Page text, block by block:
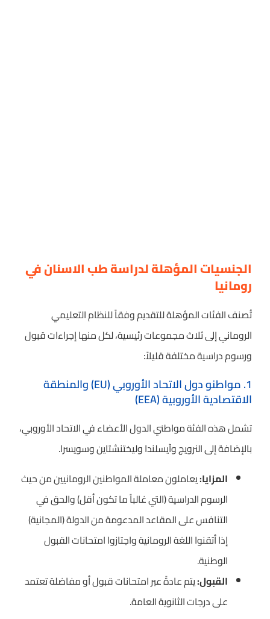
الجنسيات المؤهلة لدراسة طب الاسنان في
رومانيا
تُصنف الفئات المؤهلة للتقديم وفقاً للنظام التعليمي
الروماني إلى ثلاث مجموعات رئيسية، لكل منها إجراءات قبول
ورسوم دراسية مختلفة قليلاً:
1. مواطنو دول الاتحاد الأوروبي (EU) والمنطقة
الاقتصادية الأوروبية (EEA)
تشمل هذه الفئة مواطني الدول الأعضاء في الاتحاد الأوروبي،
بالإضافة إلى النرويج وآيسلندا وليختنشتاين وسويسرا.
المزايا:يعاملون معاملة المواطنين الرومانيين من حيث
الرسوم الدراسية (التي غالباً ما تكون أقل) والحق في
التنافس على المقاعد المدعومة من الدولة (المجانية)
إذا أتقنوا اللغة الرومانية واجتازوا امتحانات القبول
الوطنية.
القبول:يتم عادةً عبر امتحانات قبول أو مفاضلة تعتمد
على درجات الثانوية العامة.